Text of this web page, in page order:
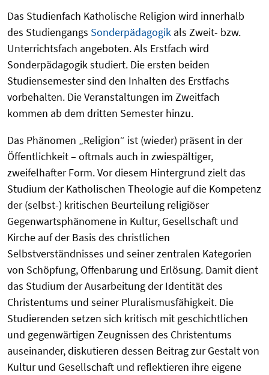
Das Studienfach Katholische Religion wird innerhalb
des Studiengangs Sonderpädagogik als Zweit- bzw.
Unterrichtsfach angeboten. Als Erstfach wird
Sonderpädagogik studiert. Die ersten beiden
Studiensemester sind den Inhalten des Erstfachs
vorbehalten. Die Veranstaltungen im Zweitfach
kommen ab dem dritten Semester hinzu.
Das Phänomen „Religion“ ist (wieder) präsent in der
Öffentlichkeit – oftmals auch in zwiespältiger,
zweifelhafter Form. Vor diesem Hintergrund zielt das
Studium der Katholischen Theologie auf die Kompetenz
der (selbst-) kritischen Beurteilung religiöser
Gegenwartsphänomene in Kultur, Gesellschaft und
Kirche auf der Basis des christlichen
Selbstverständnisses und seiner zentralen Kategorien
von Schöpfung, Offenbarung und Erlösung. Damit dient
das Studium der Ausarbeitung der Identität des
Christentums und seiner Pluralismusfähigkeit. Die
Studierenden setzen sich kritisch mit geschichtlichen
und gegenwärtigen Zeugnissen des Christentums
auseinander, diskutieren dessen Beitrag zur Gestalt von
Kultur und Gesellschaft und reflektieren ihre eigene